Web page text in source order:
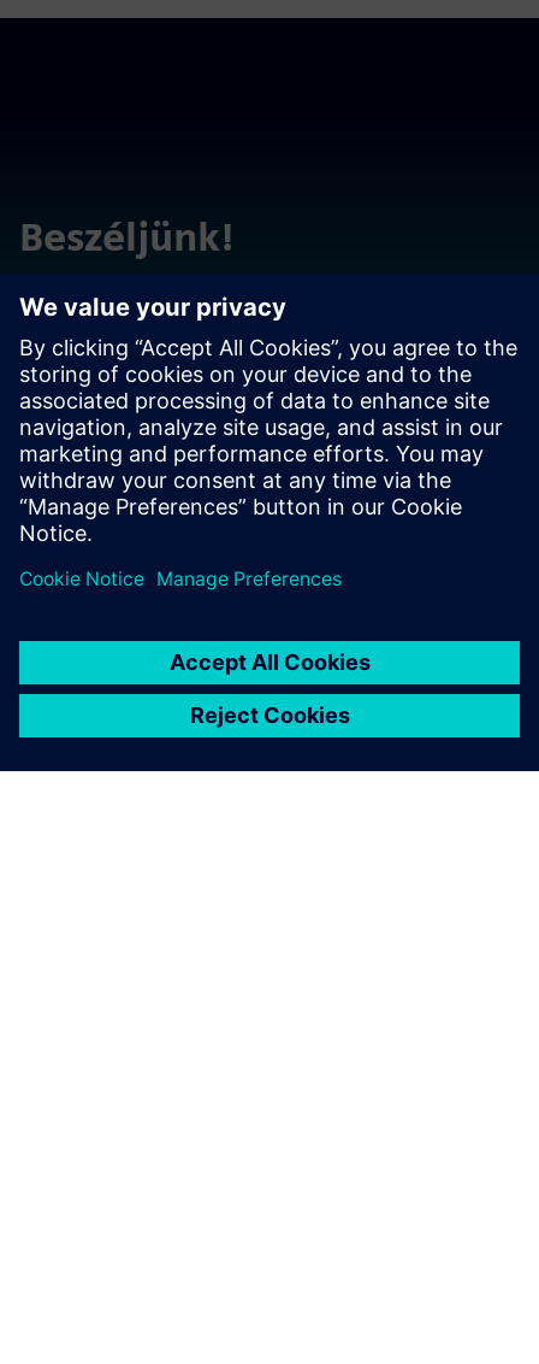
Beszéljünk!
Kérdésekkel vagy megjegyzésekkel forduljon. Azért
vagyunk itt, hogy segítsünk!
Kapcsolatfelvétel az értékesítési osztállyal